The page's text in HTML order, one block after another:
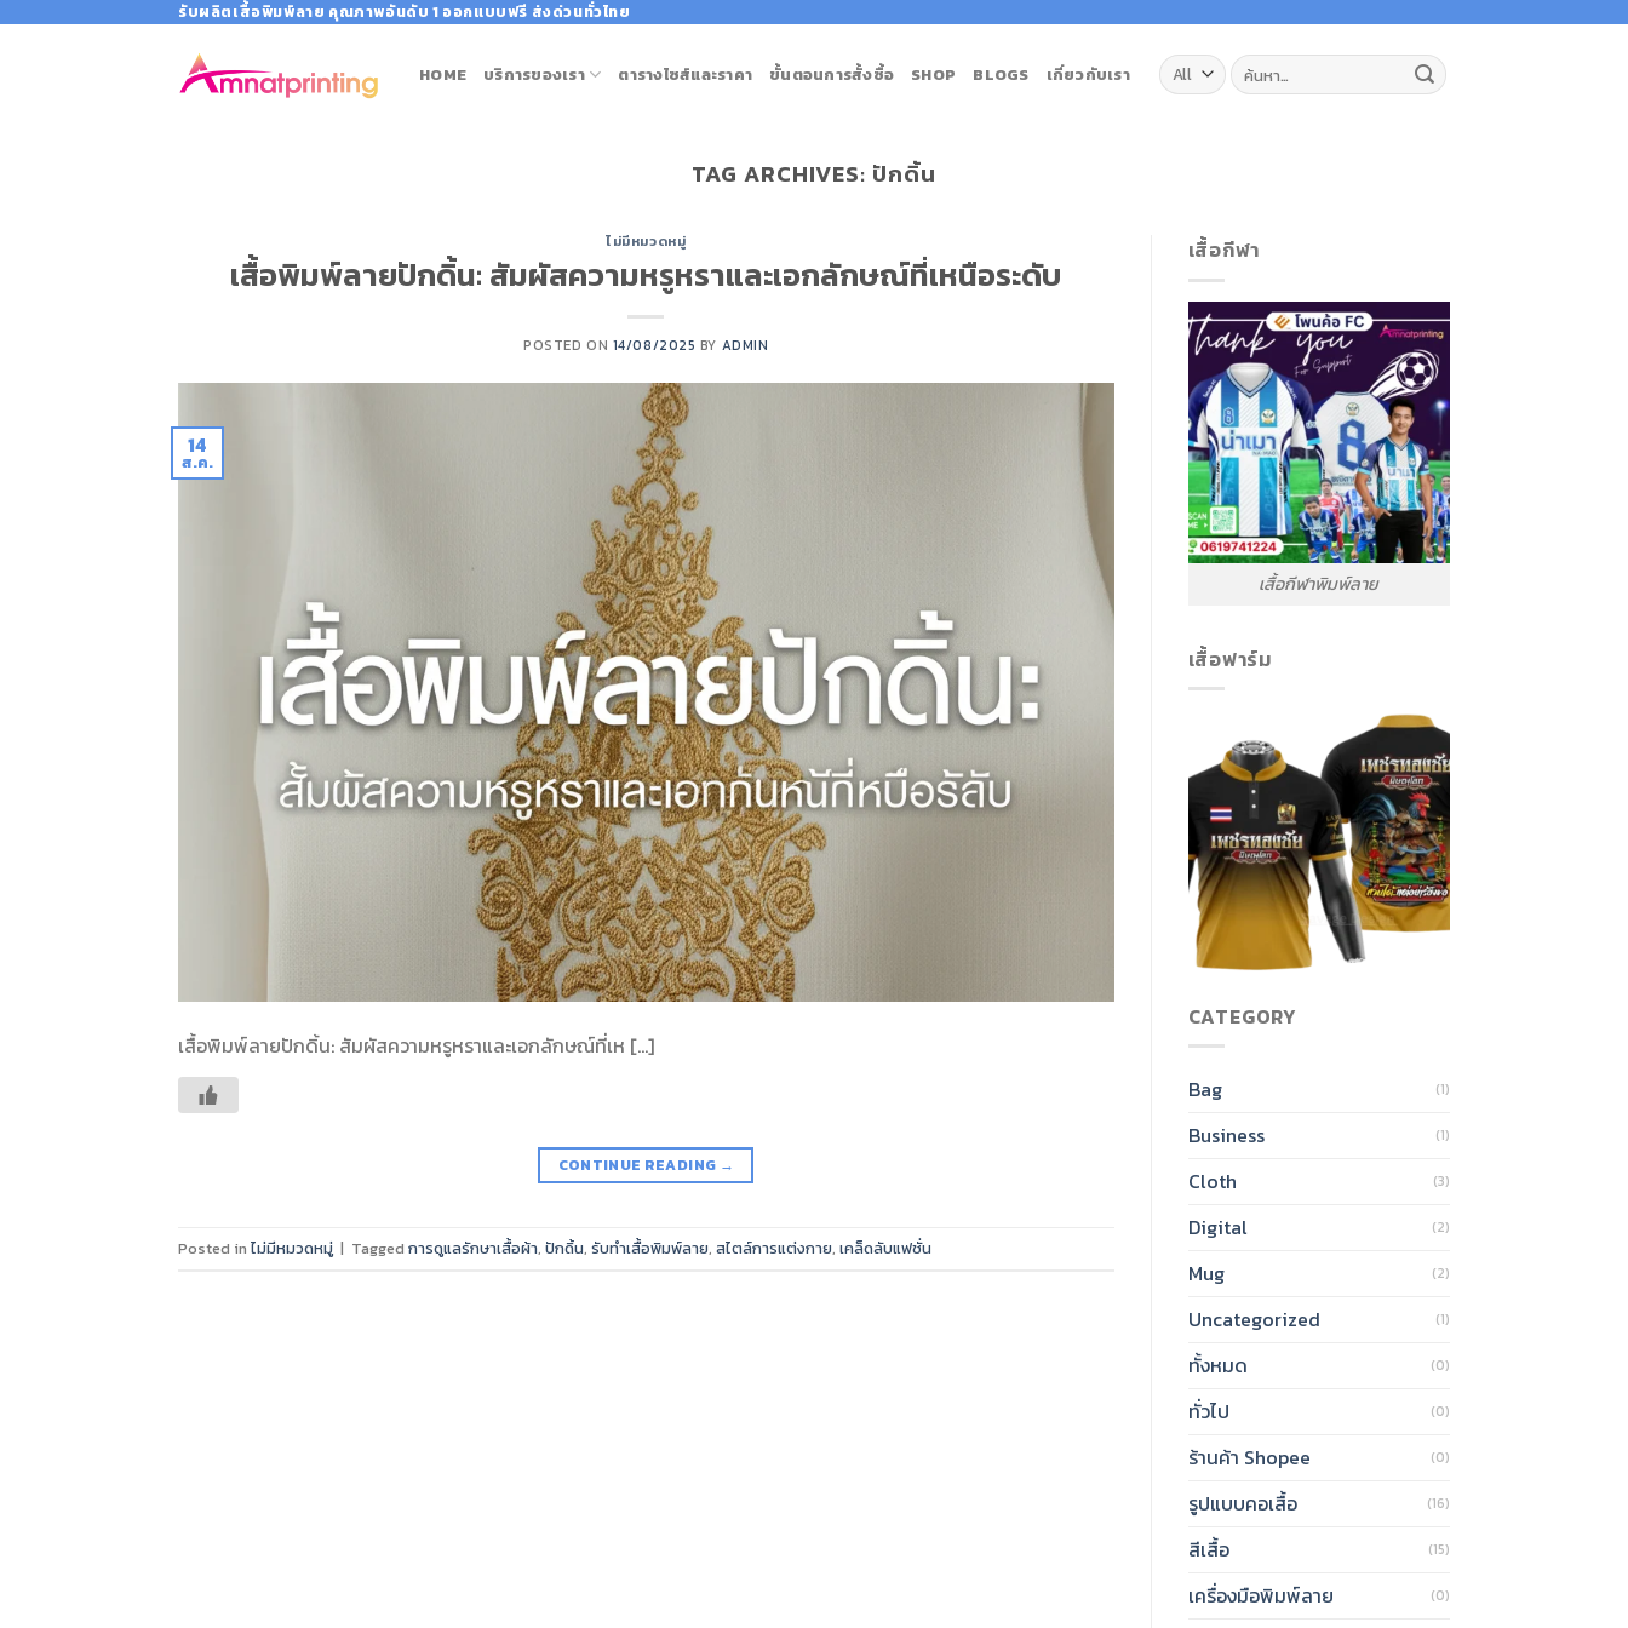
รับผลิตเสื้อพิมพ์ลาย คุณภาพอันดับ 1 ออกแบบฟรี ส่งด่วนทั่วไทย
HOME บริการของเรา ตารางไซส์และราคา ขั้นตอนการสั้งซื้อ SHOP BLOGS เกี่ยวกับเรา ค้นหา:
TAG ARCHIVES: ปักดิ้น
ไม่มีหมวดหมู่
เสื้อพิมพ์ลายปักดิ้น: สัมผัสความหรูหราและเอกลักษณ์ที่เหนือระดับ
POSTED ON 14/08/2025 BY ADMIN
14
ส.ค.
เสื้อพิมพ์ลายปักดิ้น: สัมผัสความหรูหราและเอกลักษณ์ที่เห […]
CONTINUE READING →
Posted in ไม่มีหมวดหมู่ | Tagged การดูแลรักษาเสื้อผ้า, ปักดิ้น, รับทำเสื้อพิมพ์ลาย, สไตล์การแต่งกาย, เคล็ดลับแฟชั่น
เสื้อกีฬา
เสื้อกีฬาพิมพ์ลาย
เสื้อฟาร์ม
CATEGORY
Bag (1)
Business (1)
Cloth (3)
Digital (2)
Mug (2)
Uncategorized (1)
ทั้งหมด (0)
ทั่วไป (0)
ร้านค้า Shopee (0)
รูปแบบคอเสื้อ (16)
สีเสื้อ (15)
เครื่องมือพิมพ์ลาย (0)